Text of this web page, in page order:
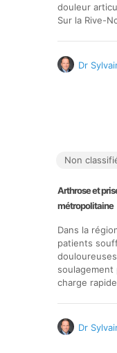
douleur
Sur la Rive-
Dr
Non
Arthrose et
métropolitaine
Dans la
patients
soulagement
charge
Dr